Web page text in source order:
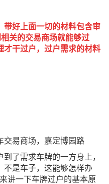
带好上面一切的材料包含审
关的交易商场就能够过
才干过户，过户需求的材料
交易商场，嘉定博园路
了需求车牌的一方身上，
不是车子，这能够怎样办
讲一下车牌过户的基本原